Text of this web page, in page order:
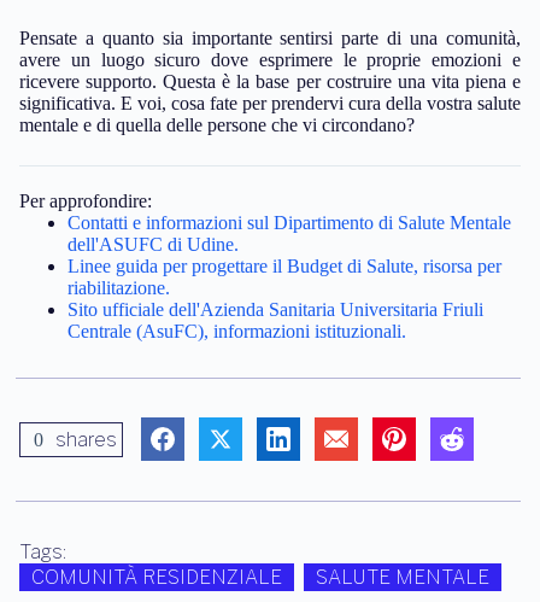
Pensate a quanto sia importante sentirsi parte di una comunità,
avere un luogo sicuro dove esprimere le proprie emozioni e
ricevere supporto. Questa è la base per costruire una vita piena e
significativa. E voi, cosa fate per prendervi cura della vostra salute
mentale e di quella delle persone che vi circondano?
Per approfondire:
Contatti e informazioni sul Dipartimento di Salute Mentale
dell'ASUFC di Udine.
Linee guida per progettare il Budget di Salute, risorsa per
riabilitazione.
Sito ufficiale dell'Azienda Sanitaria Universitaria Friuli
Centrale (AsuFC), informazioni istituzionali.
0 shares
Tags:
COMUNITÀ RESIDENZIALE
SALUTE MENTALE